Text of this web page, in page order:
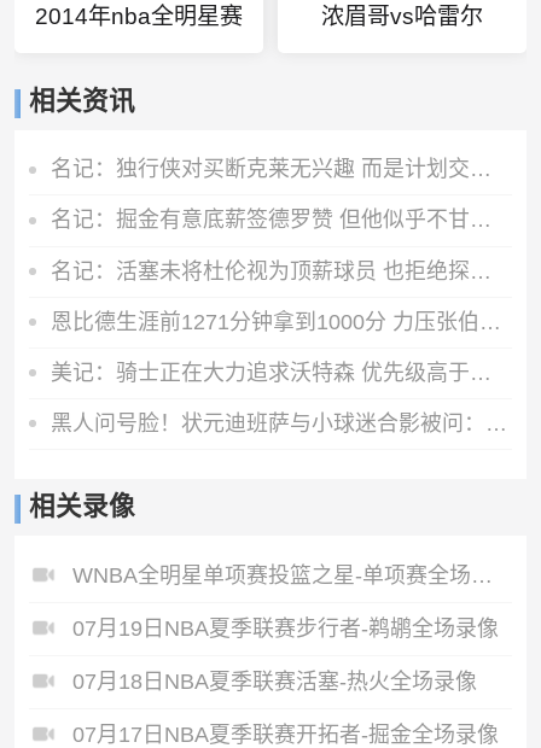
2014年nba全明星赛 浓眉哥vs哈雷尔
相关资讯
名记：独行侠对买断克莱无兴趣 而是计划交易他 加福德需1首轮
名记：掘金有意底薪签德罗赞 但他似乎不甘心只拿底薪合同
名记：活塞未将杜伦视为顶薪球员 也拒绝探讨任何先签后换的方案
恩比德生涯前1271分钟拿到1000分 力压张伯伦历史最快
美记：骑士正在大力追求沃特森 优先级高于库明加和德罗赞
黑人问号脸！状元迪班萨与小球迷合影被问：你会申请交易吗？
相关录像
WNBA全明星单项赛投篮之星-单项赛全场录像
07月19日NBA夏季联赛步行者-鹈鹕全场录像
07月18日NBA夏季联赛活塞-热火全场录像
07月17日NBA夏季联赛开拓者-掘金全场录像